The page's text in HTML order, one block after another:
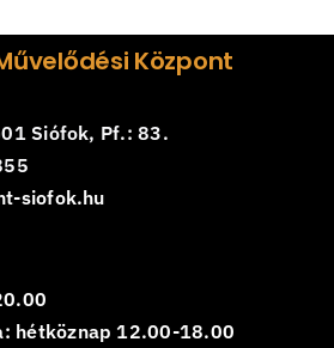
Központ
Siófok, Pf.: 83.
siofok.hu
hétköznap 12.00-18.00